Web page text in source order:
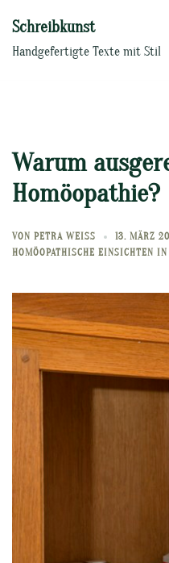
Inhalt
springen
Schreibkunst
Handgefertigte Texte mit Stil
Warum
Homöopathie?
VON PETRA WEISS
13. MÄRZ
HOMÖOPATHISCHE EINSICHTEN